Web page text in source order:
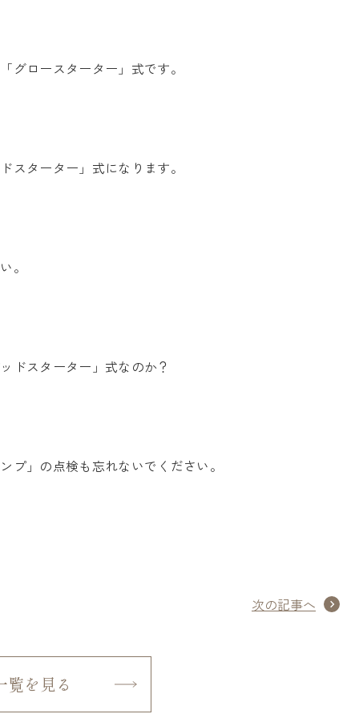
グロースターター」式です。
スターター」式になります。
。
ドスターター」式なのか？
プ」の点検も忘れないでください。
次の記事へ
覧を見る